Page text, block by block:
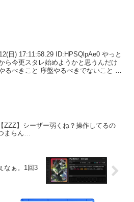
日) 17:11:58.29 ID:HPSQlpAe0 やっと
ら今更スタレ始めようかと思うんだけ
るべきこと 序盤やるべきでないこと ま
【ZZZ】シーザー弱くね？操作してるの
まらん…
なぁ。1回3